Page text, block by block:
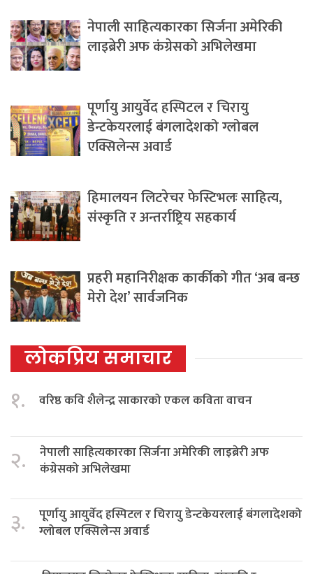
नेपाली साहित्यकारका सिर्जना अमेरिकी
लाइब्रेरी अफ कंग्रेसको अभिलेखमा
पूर्णायु आयुर्वेद हस्पिटल र चिरायु
डेन्टकेयरलाई बंगलादेशको ग्लोबल
एक्सिलेन्स अवार्ड
हिमालयन लिटरेचर फेस्टिभलः साहित्य,
संस्कृति र अन्तर्राष्ट्रिय सहकार्य
प्रहरी महानिरीक्षक कार्कीको गीत ‘अब बन्छ
मेरो देश’ सार्वजनिक
लोकप्रिय समाचार
१. वरिष्ठ कवि शैलेन्द्र साकारको एकल कविता वाचन
२.
नेपाली साहित्यकारका सिर्जना अमेरिकी लाइब्रेरी अफ
कंग्रेसको अभिलेखमा
३.
पूर्णायु आयुर्वेद हस्पिटल र चिरायु डेन्टकेयरलाई बंगलादेशको
ग्लोबल एक्सिलेन्स अवार्ड